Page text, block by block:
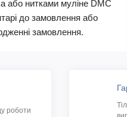
або нитками муліне DMC
до замовлення або
замовлення.
роботи